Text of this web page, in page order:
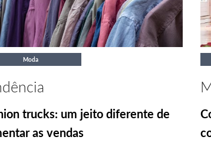
Moda
trucks: um jeito diferente de
as vendas